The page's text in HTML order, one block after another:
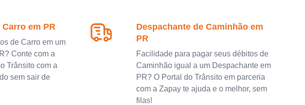
em PR
de Carro em um
Conte com a
Trânsito com a
sem sair de
Despachante de Caminhão em
PR
Facilidade para pagar seus débitos de
Caminhão igual a um Despachante em
PR? O Portal do Trânsito em parceria
com a Zapay te ajuda e o melhor, sem
filas!